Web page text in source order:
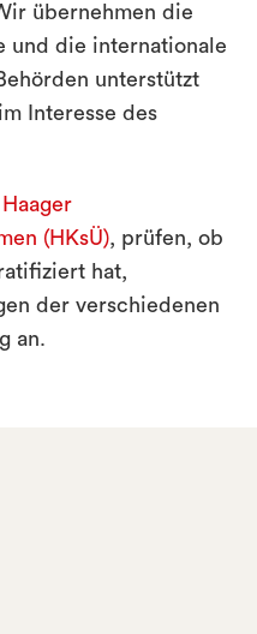
übernehmen die
und die internationale
unterstützt
Interesse des
Haager
(HKsÜ), prüfen, ob
hat,
der verschiedenen
an.